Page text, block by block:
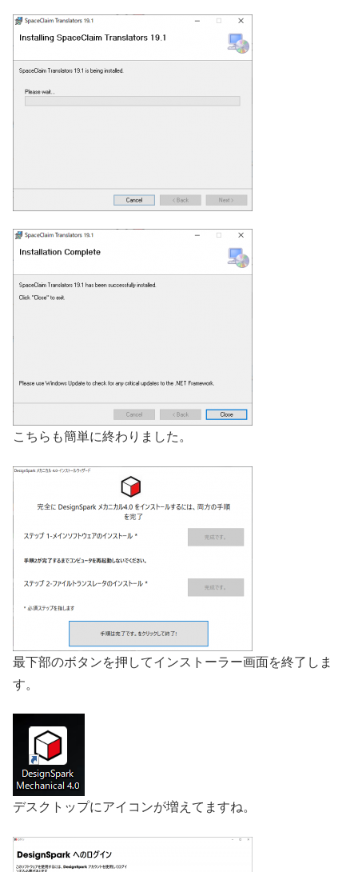
こちらも簡単に終わりました。
最下部のボタンを押してインストーラー画面を終了しま
す。
デスクトップにアイコンが増えてますね。